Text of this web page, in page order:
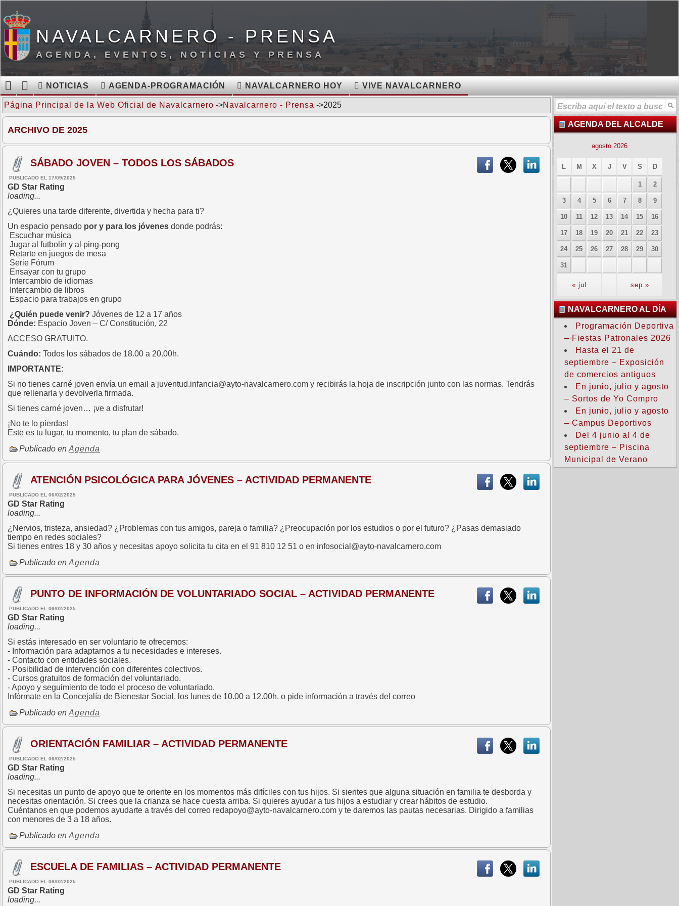
NAVALCARNERO - PRENSA
AGENDA, EVENTOS, NOTICIAS Y PRENSA
NOTICIAS AGENDA-PROGRAMACIÓN NAVALCARNERO HOY VIVE NAVALCARNERO
Página Principal de la Web Oficial de Navalcarnero ->Navalcarnero - Prensa ->2025
ARCHIVO DE 2025
SÁBADO JOVEN – TODOS LOS SÁBADOS
PUBLICADO EL 17/09/2025
GD Star Rating
loading...
¿Quieres una tarde diferente, divertida y hecha para ti?
Un espacio pensado por y para los jóvenes donde podrás:
Escuchar música
Jugar al futbolín y al ping-pong
Retarte en juegos de mesa
Serie Fórum
Ensayar con tu grupo
Intercambio de idiomas
Intercambio de libros
Espacio para trabajos en grupo
¿Quién puede venir? Jóvenes de 12 a 17 años
Dónde: Espacio Joven – C/ Constitución, 22
ACCESO GRATUITO.
Cuándo: Todos los sábados de 18.00 a 20.00h.
IMPORTANTE:
Si no tienes carné joven envía un email a juventud.infancia@ayto-navalcarnero.com y recibirás la hoja de inscripción junto con las normas. Tendrás
que rellenarla y devolverla firmada.
Si tienes carné joven… ¡ve a disfrutar!
¡No te lo pierdas!
Este es tu lugar, tu momento, tu plan de sábado.
Publicado en Agenda
ATENCIÓN PSICOLÓGICA PARA JÓVENES – ACTIVIDAD PERMANENTE
PUBLICADO EL 06/02/2025
GD Star Rating
loading...
¿Nervios, tristeza, ansiedad? ¿Problemas con tus amigos, pareja o familia? ¿Preocupación por los estudios o por el futuro? ¿Pasas demasiado
tiempo en redes sociales?
Si tienes entres 18 y 30 años y necesitas apoyo solicita tu cita en el 91 810 12 51 o en infosocial@ayto-navalcarnero.com
Publicado en Agenda
PUNTO DE INFORMACIÓN DE VOLUNTARIADO SOCIAL – ACTIVIDAD PERMANENTE
PUBLICADO EL 06/02/2025
GD Star Rating
loading...
Si estás interesado en ser voluntario te ofrecemos:
- Información para adaptarnos a tu necesidades e intereses.
- Contacto con entidades sociales.
- Posibilidad de intervención con diferentes colectivos.
- Cursos gratuitos de formación del voluntariado.
- Apoyo y seguimiento de todo el proceso de voluntariado.
Infórmate en la Concejalía de Bienestar Social, los lunes de 10.00 a 12.00h. o pide información a través del correo
Publicado en Agenda
ORIENTACIÓN FAMILIAR – ACTIVIDAD PERMANENTE
PUBLICADO EL 06/02/2025
GD Star Rating
loading...
Si necesitas un punto de apoyo que te oriente en los momentos más difíciles con tus hijos. Si sientes que alguna situación en familia te desborda y
necesitas orientación. Si crees que la crianza se hace cuesta arriba. Si quieres ayudar a tus hijos a estudiar y crear hábitos de estudio.
Cuéntanos en que podemos ayudarte a través del correo redapoyo@ayto-navalcarnero.com y te daremos las pautas necesarias. Dirigido a familias
con menores de 3 a 18 años.
Publicado en Agenda
ESCUELA DE FAMILIAS – ACTIVIDAD PERMANENTE
PUBLICADO EL 06/02/2025
GD Star Rating
loading...
AGENDA DEL ALCALDE
agosto 2026
L M X J V S D
« jul sep »
1 2
3 4 5 6 7 8 9
10 11 12 13 14 15 16
17 18 19 20 21 22 23
24 25 26 27 28 29 30
31
NAVALCARNERO AL DÍA
Programación Deportiva
– Fiestas Patronales 2026
Hasta el 21 de
septiembre – Exposición
de comercios antiguos
En junio, julio y agosto
– Sortos de Yo Compro
En junio, julio y agosto
– Campus Deportivos
Del 4 junio al 4 de
septiembre – Piscina
Municipal de Verano